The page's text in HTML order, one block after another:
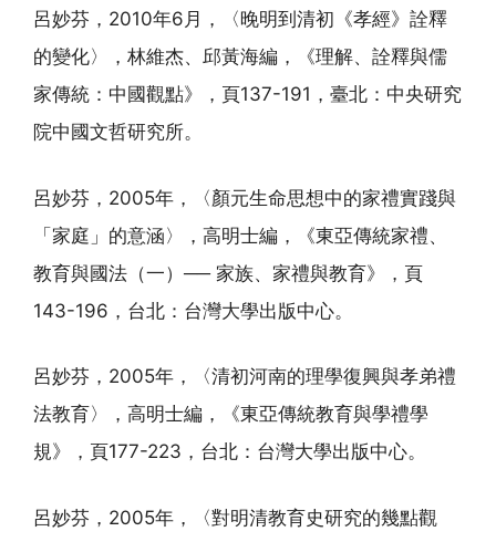
呂妙芬，2010年6月，〈晚明到清初《孝經》詮釋
的變化〉，林維杰、邱黃海編，《理解、詮釋與儒
家傳統：中國觀點》，頁137-191，臺北：中央研究
院中國文哲研究所。
呂妙芬，2005年，〈顏元生命思想中的家禮實踐與
「家庭」的意涵〉，高明士編，《東亞傳統家禮、
教育與國法（一）── 家族、家禮與教育》，頁
143-196，台北：台灣大學出版中心。
呂妙芬，2005年，〈清初河南的理學復興與孝弟禮
法教育〉，高明士編，《東亞傳統教育與學禮學
規》，頁177-223，台北：台灣大學出版中心。
呂妙芬，2005年，〈對明清教育史研究的幾點觀